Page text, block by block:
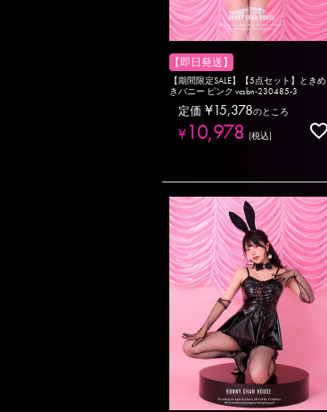
【即日発送】
【期間限定SALE】【5点セット】ときめ
きバニー ピンク vcsbn-230485-3
定価 ¥15,378のところ
¥10,978 税込